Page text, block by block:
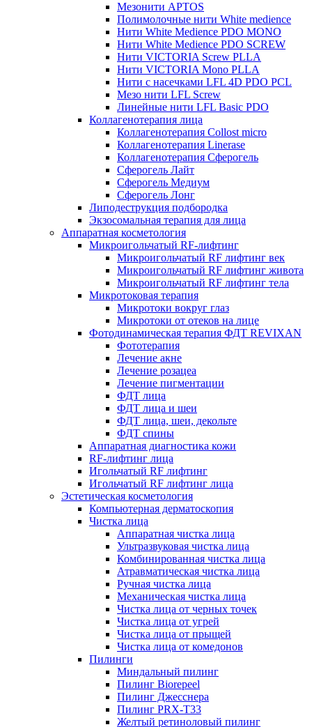
Мезонити APTOS
Полимолочные нити White medience
Нити White Medience PDO MONO
Нити White Medience PDO SCREW
Нити VICTORIA Screw PLLA
Нити VICTORIA Mono PLLA
Нити с насечками LFL 4D PDO PCL
Мезо нити LFL Screw
Линейные нити LFL Basic PDO
Коллагенотерапия лица
Коллагенотерапия Collost micro
Коллагенотерапия Linerase
Коллагенотерапия Сферогель
Сферогель Лайт
Сферогель Медиум
Сферогель Лонг
Липодеструкция подбородка
Экзосомальная терапия для лица
Аппаратная косметология
Микроигольчатый RF-лифтинг
Микроигольчатый RF лифтинг век
Микроигольчатый RF лифтинг живота
Микроигольчатый RF лифтинг тела
Микротоковая терапия
Микротоки вокруг глаз
Микротоки от отеков на лице
Фотодинамическая терапия ФДТ REVIXAN
Фототерапия
Лечение акне
Лечение розацеа
Лечение пигментации
ФДТ лица
ФДТ лица и шеи
ФДТ лица, шеи, декольте
ФДТ спины
Аппаратная диагностика кожи
RF-лифтинг лица
Игольчатый RF лифтинг
Игольчатый RF лифтинг лица
Эстетическая косметология
Компьютерная дерматоскопия
Чистка лица
Аппаратная чистка лица
Ультразвуковая чистка лица
Комбинированная чистка лица
Атравматическая чистка лица
Ручная чистка лица
Механическая чистка лица
Чистка лица от черных точек
Чистка лица от угрей
Чистка лица от прыщей
Чистка лица от комедонов
Пилинги
Миндальный пилинг
Пилинг Biorepeel
Пилинг Джесснера
Пилинг PRX-T33
Желтый ретиноловый пилинг